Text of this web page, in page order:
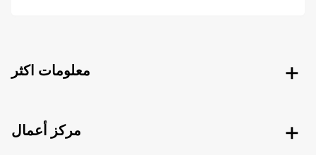
معلومات اكثر
مركز أعمال